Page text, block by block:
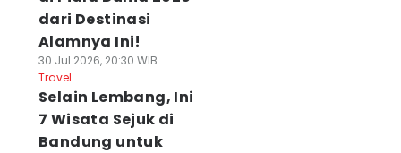
dari Destinasi
Alamnya Ini!
30 Jul 2026, 20:30 WIB
Travel
Selain Lembang, Ini
7 Wisata Sejuk di
Bandung untuk